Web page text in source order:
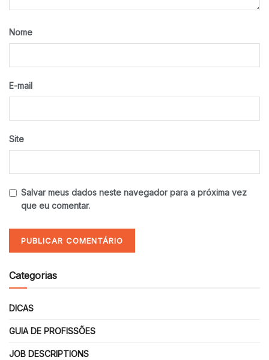
Nome
E-mail
Site
Salvar meus dados neste navegador para a próxima vez
que eu comentar.
Categorias
DICAS
GUIA DE PROFISSÕES
JOB DESCRIPTIONS